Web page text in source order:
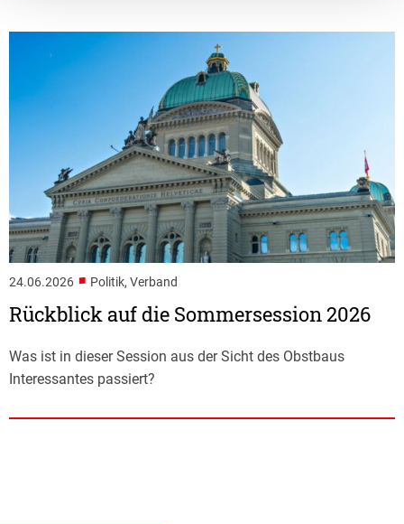
24.06.2026 ■ Politik, Verband
Rückblick auf die Sommersession 2026
Was ist in dieser Session aus der Sicht des Obstbaus
Interessantes passiert?